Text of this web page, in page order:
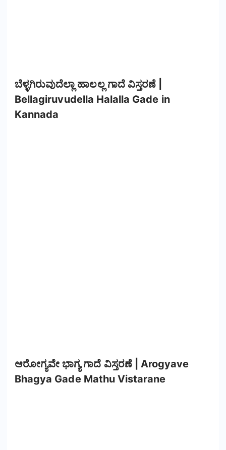
ಬೆಳ್ಳಗಿರುವುದೆಲ್ಲಾ ಹಾಲಲ್ಲ ಗಾದೆ ವಿಸ್ತರಣೆ |
Bellagiruvudella Halalla Gade in
Kannada
ಆರೋಗ್ಯವೇ ಭಾಗ್ಯ ಗಾದೆ ವಿಸ್ತರಣೆ | Arogyave
Bhagya Gade Mathu Vistarane​